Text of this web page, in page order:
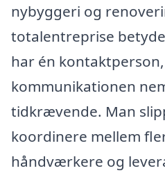
nybyggeri og
totalentreprise
har én
kommunikationen
tidkrævende. Man
koordinere mellem
håndværkere og